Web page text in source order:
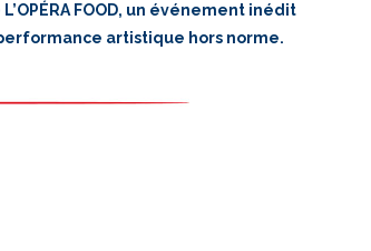
FOOD, un événement inédit
artistique hors norme.